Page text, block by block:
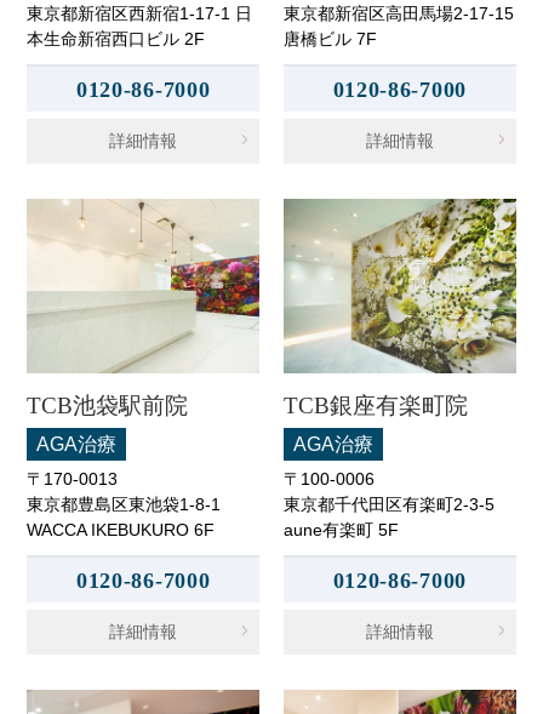
東京都新宿区西新宿1-17-1 日
本生命新宿西口ビル 2F
0120-86-7000
詳細情報
東京都新宿区高田馬場2-17-15
唐橋ビル 7F
0120-86-7000
詳細情報
TCB池袋駅前院
AGA治療
〒170-0013
東京都豊島区東池袋1-8-1
WACCA IKEBUKURO 6F
0120-86-7000
詳細情報
TCB銀座有楽町院
AGA治療
〒100-0006
東京都千代田区有楽町2-3-5
aune有楽町 5F
0120-86-7000
詳細情報